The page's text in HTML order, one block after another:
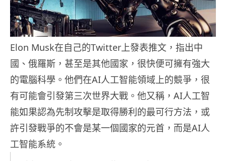
Elon Musk在自己的Twitter上發表推文，指出中
國、俄羅斯，甚至是其他國家，很快便可擁有強大
的電腦科學。他們在AI人工智能領域上的競爭，很
有可能會引發第三次世界大戰。他又稱，AI人工智
能如果認為先制攻擊是取得勝利的最可行方法，或
許引發戰爭的不會是某一個國家的元首，而是AI人
工智能系統。